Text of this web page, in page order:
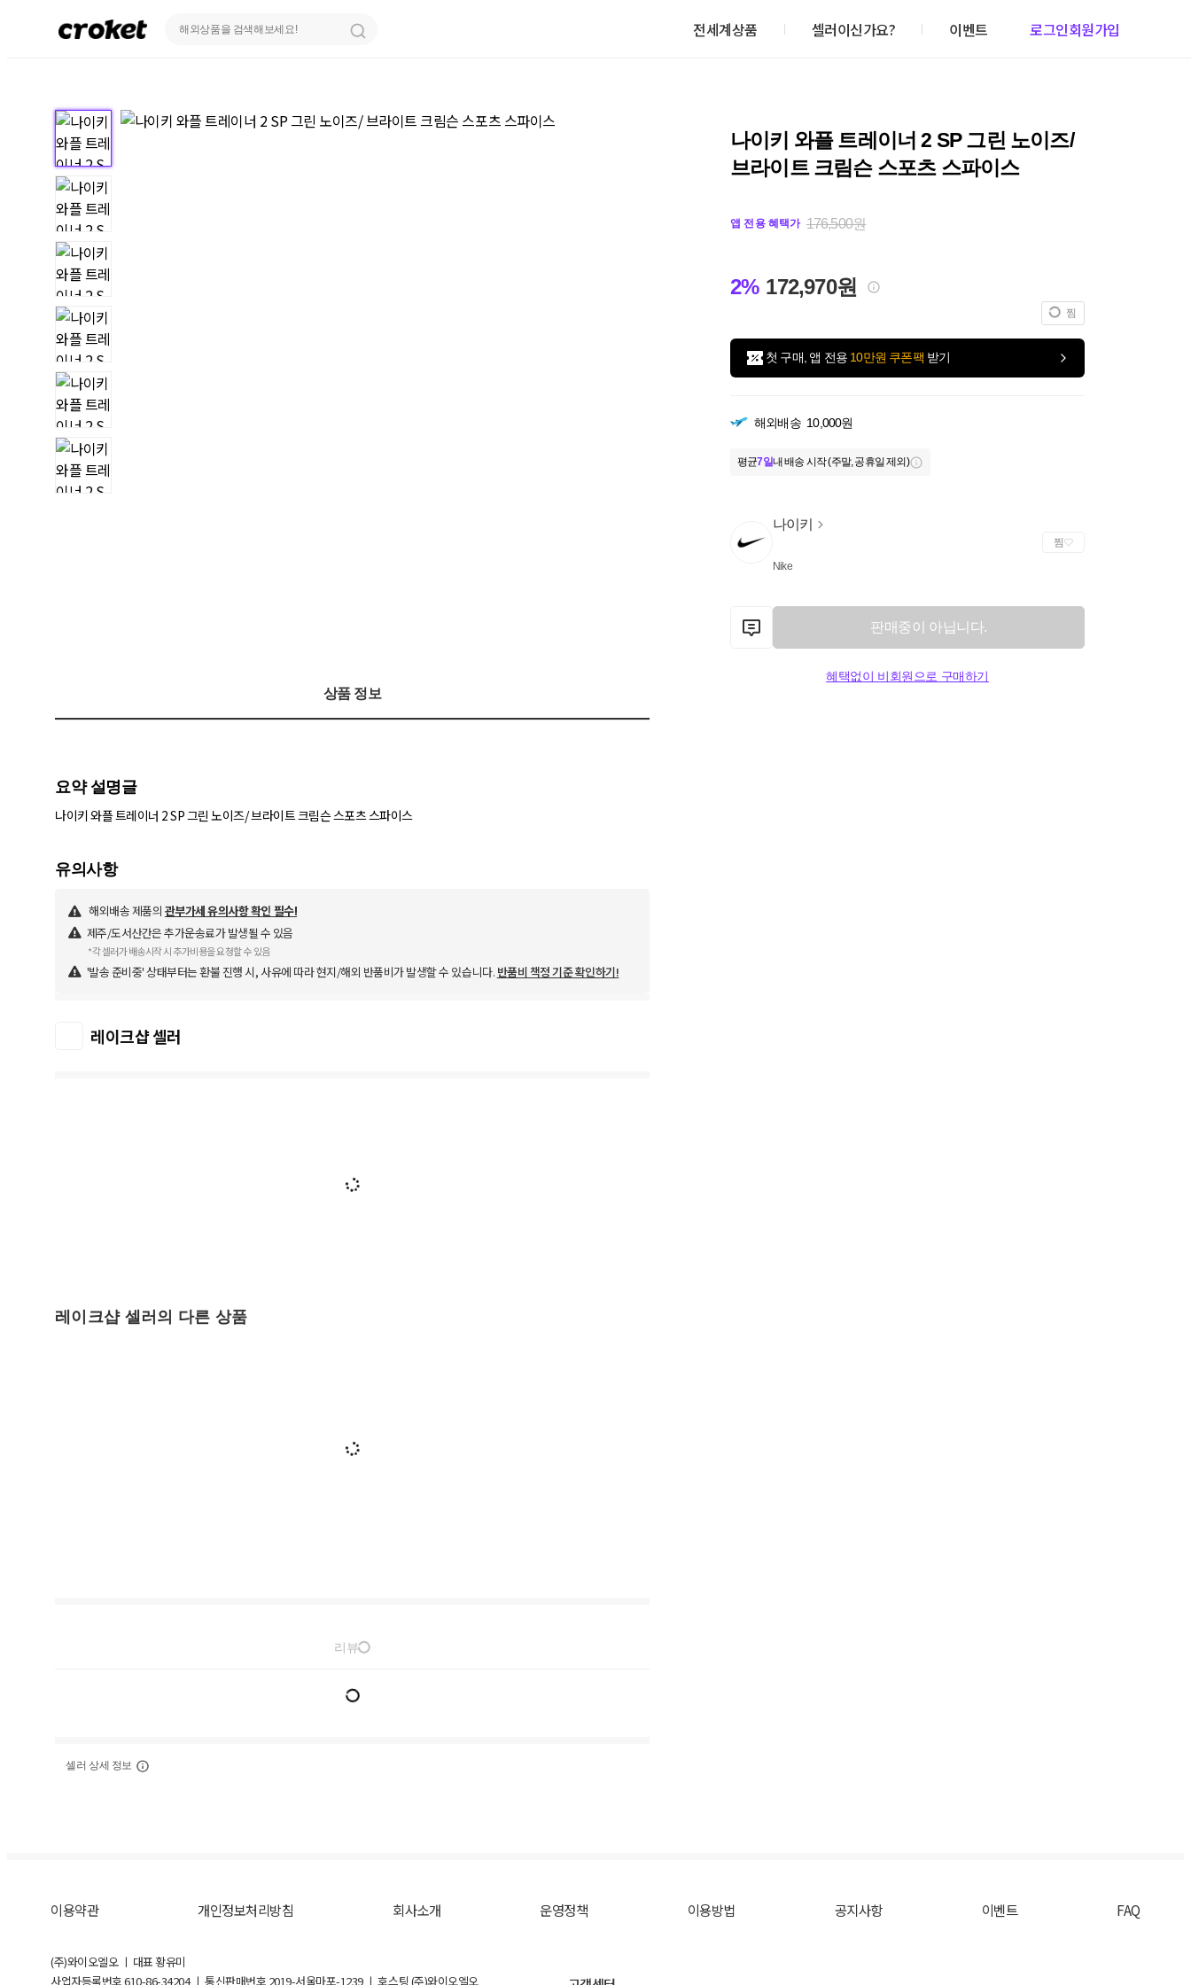
전세계상품 셀러이신가요? 이벤트 로그인회원가입
나이키 와플 트레이너 2 SP 그린 노이즈/
브라이트 크림슨 스포츠 스파이스
앱 전용 혜택가 176,500원
2% 172,970원
찜
첫 구매, 앱 전용 10만원 쿠폰팩 받기
해외배송 10,000원
평균7일내 배송 시작 (주말, 공휴일 제외)
나이키
Nike
찜
판매중이 아닙니다.
혜택없이 비회원으로 구매하기
상품 정보
요약 설명글
나이키 와플 트레이너 2 SP 그린 노이즈/ 브라이트 크림슨 스포츠 스파이스
유의사항
해외배송 제품의 관부가세 유의사항 확인 필수!
제주/도서산간은 추가운송료가 발생될 수 있음
*각 셀러가 배송시작 시 추가비용을 요청할 수 있음
'발송 준비중' 상태부터는 환불 진행 시, 사유에 따라 현지/해외 반품비가 발생할 수 있습니다. 반품비 책정 기준 확인하기!
레이크샵 셀러
레이크샵 셀러의 다른 상품
리뷰
셀러 상세 정보
이용약관 개인정보처리방침 회사소개 운영정책 이용방법 공지사항 이벤트 FAQ
(주)와이오엘오 ㅣ 대표 황유미
사업자등록번호610-86-34204ㅣ 통신판매번호 2019-서울마포-1239 ㅣ 호스팅 (주)와이오엘오